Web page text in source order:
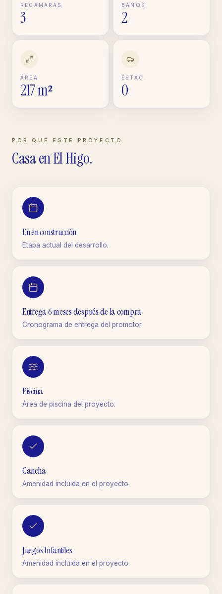
RECÁMARAS
3
BAÑOS
2
ÁREA
217 m²
ESTAC.
0
POR QUÉ ESTE PROYECTO
CasaenEl Higo.
En en construcción
Etapa actual del desarrollo.
Entrega 6 meses después de la compra
Cronograma de entrega del promotor.
Piscina
Área de piscina del proyecto.
Cancha
Amenidad incluida en el proyecto.
Juegos Infantiles
Amenidad incluida en el proyecto.